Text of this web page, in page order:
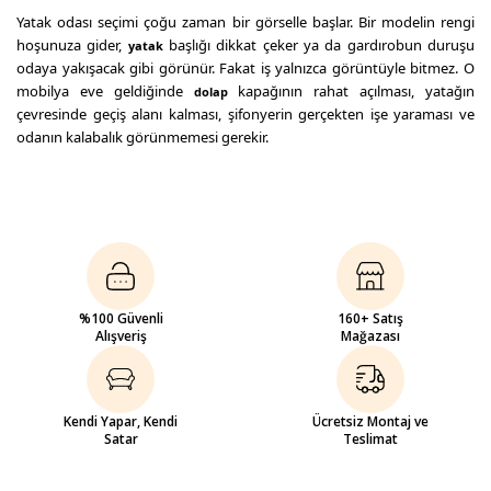
Yatak odası seçimi çoğu zaman bir görselle başlar. Bir modelin rengi
hoşunuza gider, yatakbaşlığı dikkat çeker ya da gardırobun duruşu
odaya yakışacak gibi görünür. Fakat iş yalnızca görüntüyle bitmez. O
mobilya eve geldiğinde
dolapkapağının rahat açılması, yatağın
çevresinde geçiş alanı kalması, şifonyerin gerçekten işe yaraması ve
odanın kalabalık görünmemesi gerekir.
kalan mobilyalar, odanın boş ve tamamlanmamış görünmesine neden
Gündoğdu Mobilya’da farklı tarzlara, oda ölçülerine ve kullanım
ihtiyaçlarına hitap eden yatak odası seçenekleri bulunur.Modern yatak
isteyenler için sade çizgiler taşıyan modeller, daha sıcak bir oda
havası arayanlar için ahşap tonlu seçenekler, fazla eşyası olanlar içinse
bazalı yatak odası alternatifleri değerlendirilebilir. Yeni ev kurarken,
düğün alışverişi yaparken ya da uzun süredir kullanılan yatak odasını
%100 Güvenli
Alışveriş
160+ Satış
Mağazası
Kendi Yapar, Kendi
Satar
Ücretsiz Montaj ve
Teslimat